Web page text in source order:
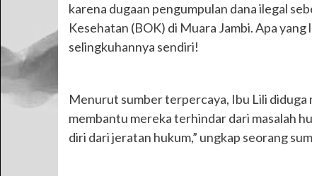
karena dugaan pengumpulan dana ilegal
Kesehatan (BOK) di Muara Jambi. Apa
selingkuhannya sendiri!
Menurut sumber terpercaya, Ibu Lili diduga
membantu mereka terhindar dari masalah
diri dari jeratan hukum,” ungkap seorang